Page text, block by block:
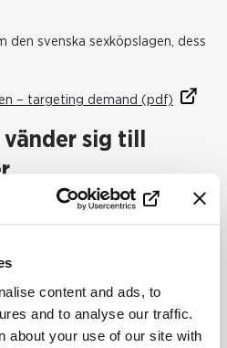
content and ads, to
and to analyse our traffic.
about your use of our site with
den svenska sexköpslagen, dess
– targeting demand (pdf)
sig till
Du har rättigheter!
på totalt tolv språk.
rättigheter!
vänder sig till barn